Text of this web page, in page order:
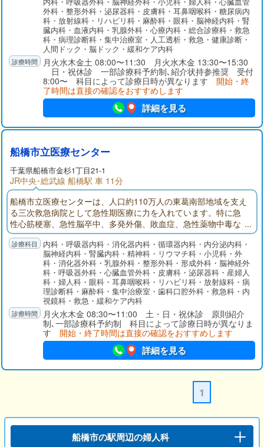
できる医療体制を確立しております。リハビリテーションで
は、回復期リハビリ病棟を56床増床し、さらに多くの患者様を
受け入れ、社会復帰に向けた支援を行ってまいります。
外科・整形外科・泌尿器科・皮膚科・耳鼻咽喉科・糖尿病内
科・放射線科・リハビリ科・麻酔科・眼科・脳神経内科・腎
臓内科・血液内科・乳腺外科・心療内科・総合診療科・救急
科・病理診断科・集中治療室・人工透析・救急・健康診断・
人間ドック・脳ドック・緩和ケア内科
月火水木金土 08:00〜11:30 月火水木金 13:30〜15:30
日・祝休診 一部診療科予約制､紹介状持参推奨 受付
8:00〜 科目によって診療日時が異なります 開始・終
了時間は直接の確認をおすすめします
詳細を見る
船橋市立医療センター
千葉県船橋市金杉1丁目21-1
JR中央･総武線 船橋駅 車 11分
船橋市立医療センターは、人口約110万人の東葛南部地域を支え
る三次救急病院として急性期医療に力を入れています。特に急
性心筋梗塞、急性脳卒中、多発外傷、敗血症、急性薬物中毒な
ど超急性期治療が必要な疾患に対応し、その後の集中治療まで
の一貫した診療を提供しているのが特徴です。質が高く密度の
濃い医療サービス、さらには急性期リハビリ、回復期・療養型
病床、そして在宅療養に向けて患者さんが切れ目なく円滑に移
行できるよう取り組んでいます。
内科・呼吸器内科・消化器内科・循環器内科・内分泌内科・
脳神経内科・腎臓内科・精神科・リウマチ科・小児科・外
科・消化器外科・乳腺外科・整形外科・形成外科・脳神経外
科・呼吸器外科・心臓血管外科・皮膚科・泌尿器科・産婦人
科・婦人科・眼科・耳鼻咽喉科・リハビリ科・放射線科・病
理診断科・麻酔科・集中治療室・歯科口腔外科・救急科・内
視鏡科・救急・緩和ケア内科
月火水木金 08:30〜11:00 土・日・祝休診 原則紹介
制､一部診療科予約制 科目によって診療日時が異なりま
す 開始・終了時間は直接の確認をおすすめします
詳細を見る
1
船橋市の駅周辺の婦人科